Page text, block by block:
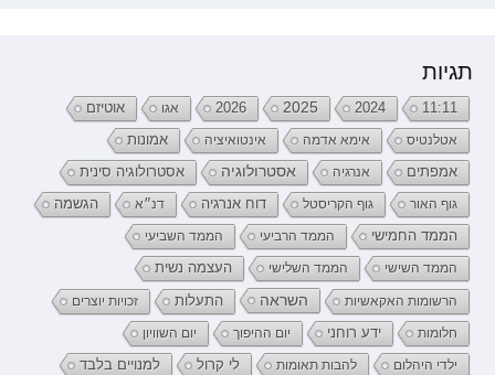
תגיות
11:11
2024
2025
2026 אגו אוטיזם
אטלנטיס אימא אדמה אינטואיציה אמונות
אמפתים אנרגיה אסטרולוגיה אסטרולוגיה סינית
גוף האור גוף הקריסטל דוח אנרגיה דנ״א הגשמה
הממד החמישי הממד הרביעי הממד השביעי
הממד השישי הממד השלישי העצמה נשית
הרשומות האקאשיות השראה התעלות זכויות יוצרים
חלומות ידע רוחני יום ההיפוך יום השוויון
ילדי היהלום להבות תאומות לי קרול למנויים בלבד